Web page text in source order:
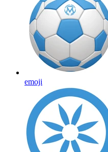
emoji